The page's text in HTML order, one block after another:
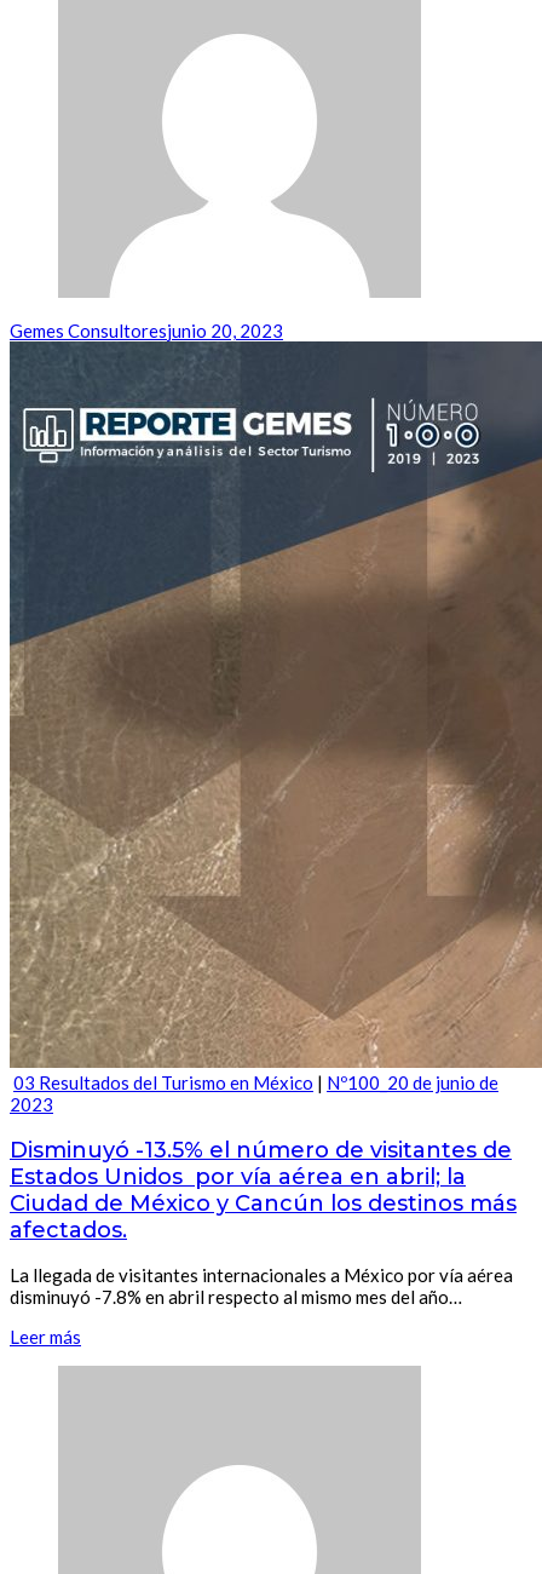
Gemes Consultoresjunio 20, 2023
03 Resultados del Turismo en México | Nº100_20 de junio de
2023
Disminuyó -13.5% el número de visitantes de
Estados Unidos por vía aérea en abril; la
Ciudad de México y Cancún los destinos más
afectados.
La llegada de visitantes internacionales a México por vía aérea
disminuyó -7.8% en abril respecto al mismo mes del año…
Leer más